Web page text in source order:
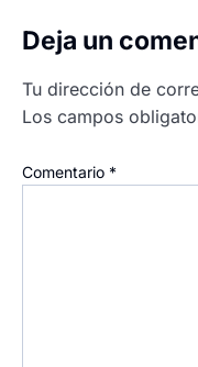
Deja un
Tu dirección de
Los campos
Comentario *